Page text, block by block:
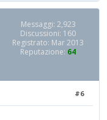
Messaggi: 2,923
Discussioni: 160
Registrato: Mar 2013
Reputazione: 64
#6